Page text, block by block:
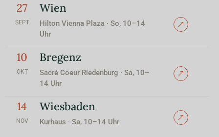
27
SEPT
Wien
Hilton Vienna Plaza · So, 10–14
Uhr
10
OKT
Bregenz
Sacré Coeur Riedenburg · Sa, 10–
14 Uhr
14
NOV
Wiesbaden
Kurhaus · Sa, 10–14 Uhr